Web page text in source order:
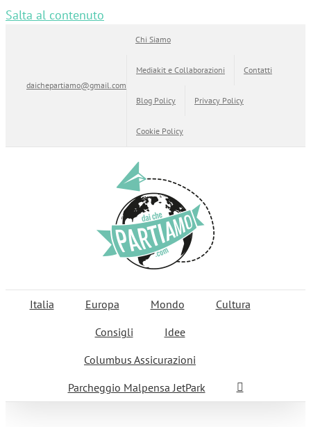
Salta al contenuto
daichepartiamo@gmail.com
Chi Siamo
Mediakit e Collaborazioni Contatti
Blog Policy Privacy Policy
Cookie Policy
Italia Europa Mondo
Cultura
Consigli
Idee
Columbus Assicurazioni
Parcheggio Malpensa JetPark